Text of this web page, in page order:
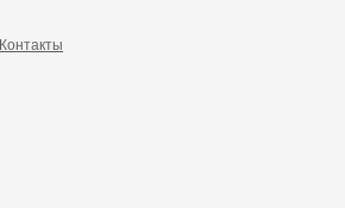
Контакты